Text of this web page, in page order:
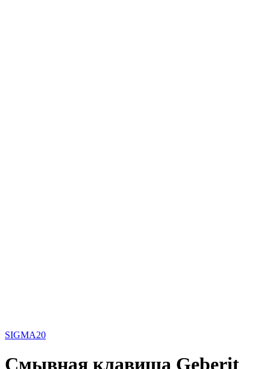
SIGMA20
Смывная клавиша Geberit